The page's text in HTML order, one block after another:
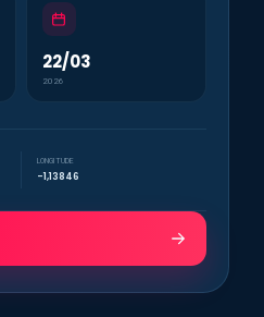
22/03
2026
LONGITUDE
-1,13846